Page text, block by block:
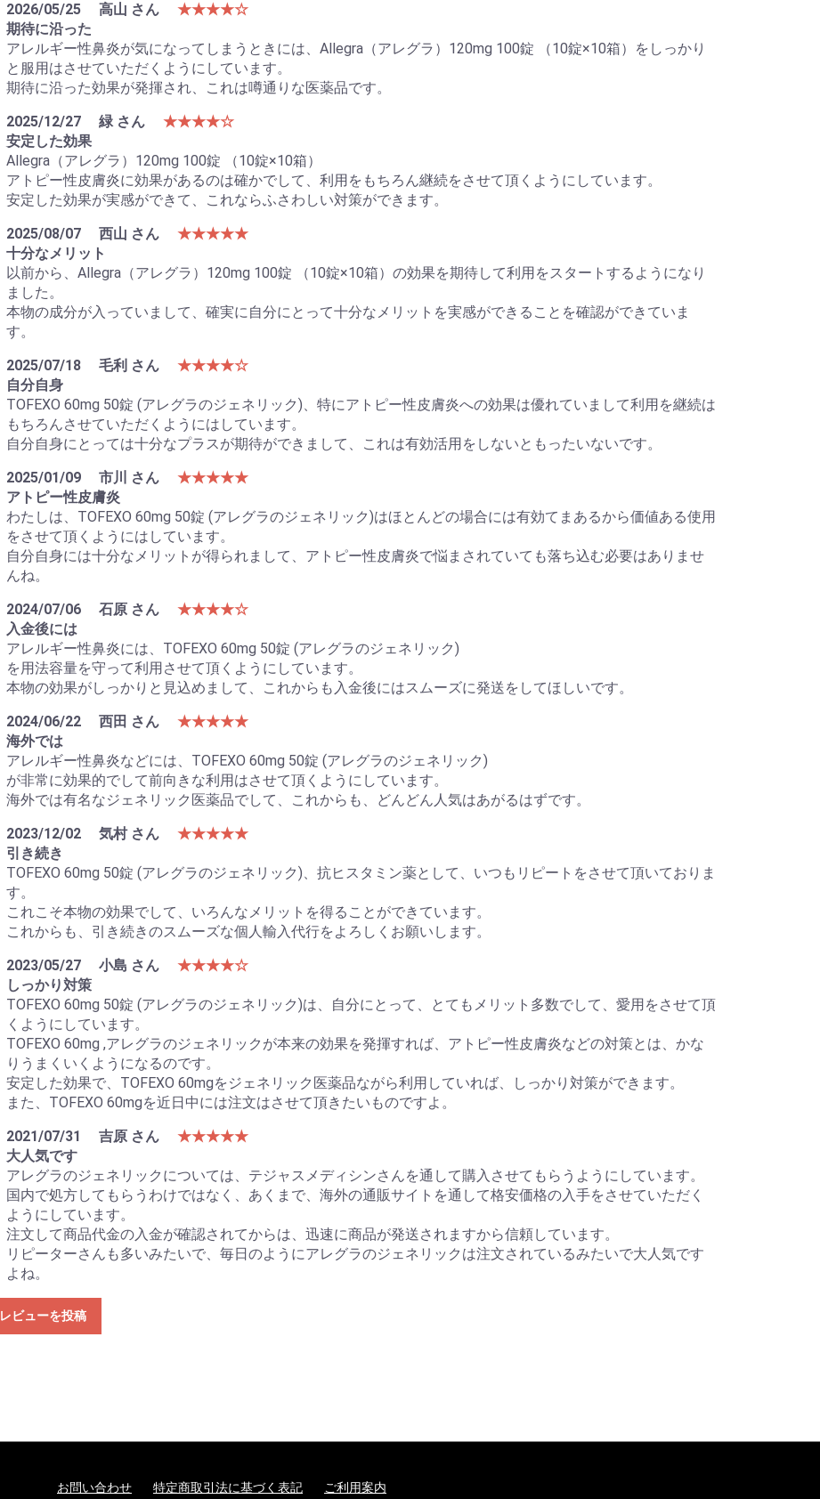
お買い物を続ける カートへ進む
2026/05/25 高山 さん
★★★★☆
期待に沿った
アレルギー性鼻炎が気になってしまうときには、Allegra（アレグラ）120mg 100錠 （10錠×10箱）をしっかり
と服用はさせていただくようにしています。
期待に沿った効果が発揮され、これは噂通りな医薬品です。
2025/12/27
緑 さん
★★★★☆
安定した効果
Allegra（アレグラ）120mg 100錠 （10錠×10箱）
アトピー性皮膚炎に効果があるのは確かでして、利用をもちろん継続をさせて頂くようにしています。
安定した効果が実感ができて、これならふさわしい対策ができます。
2025/08/07
西山 さん
★★★★★
十分なメリット
以前から、Allegra（アレグラ）120mg 100錠 （10錠×10箱）の効果を期待して利用をスタートするようになり
ました。
本物の成分が入っていまして、確実に自分にとって十分なメリットを実感ができることを確認ができていま
す。
2025/07/18
毛利 さん
★★★★☆
自分自身
TOFEXO 60mg 50錠 (アレグラのジェネリック)、特にアトピー性皮膚炎への効果は優れていまして利用を継続は
もちろんさせていただくようにはしています。
自分自身にとっては十分なプラスが期待ができまして、これは有効活用をしないともったいないです。
2025/01/09
市川 さん
★★★★★
アトピー性皮膚炎
わたしは、TOFEXO 60mg 50錠 (アレグラのジェネリック)はほとんどの場合には有効てまあるから価値ある使用
をさせて頂くようにはしています。
自分自身には十分なメリットが得られまして、アトピー性皮膚炎で悩まされていても落ち込む必要はありませ
んね。
2024/07/06
石原 さん
★★★★☆
入金後には
アレルギー性鼻炎には、TOFEXO 60mg 50錠 (アレグラのジェネリック)
を用法容量を守って利用させて頂くようにしています。
本物の効果がしっかりと見込めまして、これからも入金後にはスムーズに発送をしてほしいです。
2024/06/22
西田 さん
★★★★★
海外では
アレルギー性鼻炎などには、TOFEXO 60mg 50錠 (アレグラのジェネリック)
が非常に効果的でして前向きな利用はさせて頂くようにしています。
海外では有名なジェネリック医薬品でして、これからも、どんどん人気はあがるはずです。
2023/12/02
気村 さん
★★★★★
引き続き
TOFEXO 60mg 50錠 (アレグラのジェネリック)、抗ヒスタミン薬として、いつもリピートをさせて頂いておりま
す。
これこそ本物の効果でして、いろんなメリットを得ることができています。
これからも、引き続きのスムーズな個人輸入代行をよろしくお願いします。
2023/05/27
小島 さん
★★★★☆
しっかり対策
TOFEXO 60mg 50錠 (アレグラのジェネリック)は、自分にとって、とてもメリット多数でして、愛用をさせて頂
くようにしています。
TOFEXO 60mg ,アレグラのジェネリックが本来の効果を発揮すれば、アトピー性皮膚炎などの対策とは、かな
りうまくいくようになるのです。
安定した効果で、TOFEXO 60mgをジェネリック医薬品ながら利用していれば、しっかり対策ができます。
また、TOFEXO 60mgを近日中には注文はさせて頂きたいものですよ。
2021/07/31
吉原 さん
★★★★★
大人気です
アレグラのジェネリックについては、テジャスメディシンさんを通して購入させてもらうようにしています。
国内で処方してもらうわけではなく、あくまで、海外の通販サイトを通して格安価格の入手をさせていただく
ようにしています。
注文して商品代金の入金が確認されてからは、迅速に商品が発送されますから信頼しています。
リピーターさんも多いみたいで、毎日のようにアレグラのジェネリックは注文されているみたいで大人気です
よね。
レビューを投稿
お問い合わせ 特定商取引法に基づく表記 ご利用案内